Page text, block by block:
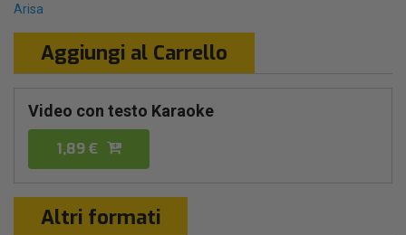
Arisa
Aggiungi al Carrello
Video con testo Karaoke
1,89 €
Altri formati